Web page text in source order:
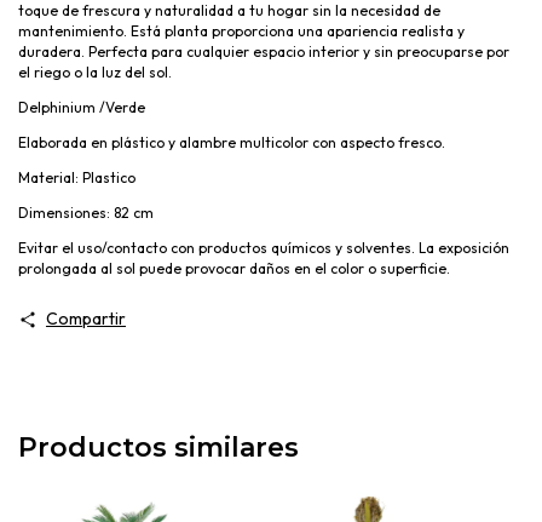
toque de frescura y naturalidad a tu hogar sin la necesidad de
mantenimiento. Está planta proporciona una apariencia realista y
duradera. Perfecta para cualquier espacio interior y sin preocuparse por
el riego o la luz del sol.
Delphinium /Verde
Elaborada en plástico y alambre multicolor con aspecto fresco.
Material: Plastico
Dimensiones: 82 cm
Evitar el uso/contacto con productos químicos y solventes. La exposición
prolongada al sol puede provocar daños en el color o superficie.
Compartir
Productos similares